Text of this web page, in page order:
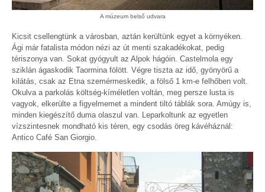
A múzeum belső udvara
Kicsit csellengtünk a városban, aztán kerültünk egyet a környéken.
Ági már fatalista módon nézi az út menti szakadékokat, pedig
tériszonya van. Sokat gyógyult az Alpok hágóin. Castelmola egy
sziklán ágaskodik Taormina fölött. Végre tiszta az idő, gyönyörű a
kilátás, csak az Etna szemérmeskedik, a fölső 1 km-e felhőben volt.
Okulva a parkolás költség-kíméletlen voltán, meg persze lusta is
vagyok, elkerülte a figyelmemet a mindent tiltó táblák sora. Amúgy is,
minden kiegészítő duma olaszul van. Leparkoltunk az egyetlen
vízszintesnek mondható kis téren, egy csodás öreg kávéháznál:
Antico Café San Giorgio.